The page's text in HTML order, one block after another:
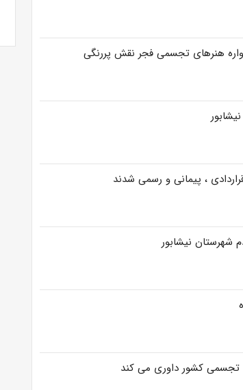
هنرهای تجسمی فجر نقش پررنگی
شهرستان نیشابور
تجسمی کشور داوری می کند